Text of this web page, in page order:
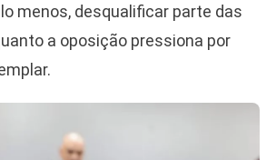
menos, desqualificar parte das
a oposição pressiona por